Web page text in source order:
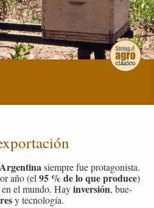
siem­pre fue pro­ta­go­nis­ta.
año (el95 % de lo que pro­du­ce)
el mundo. Hayin­ver­sión, bue­
y tec­no­lo­gía.